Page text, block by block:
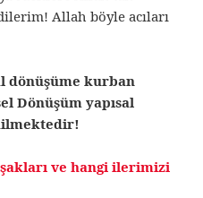
Allah böyle acıları
dönüşüme kurban
Dönüşüm yapısal
ve hangi ilerimizi